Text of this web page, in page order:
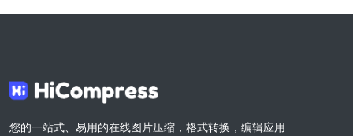
您的一站式、易用的在线图片压缩，格式转换，编辑应用